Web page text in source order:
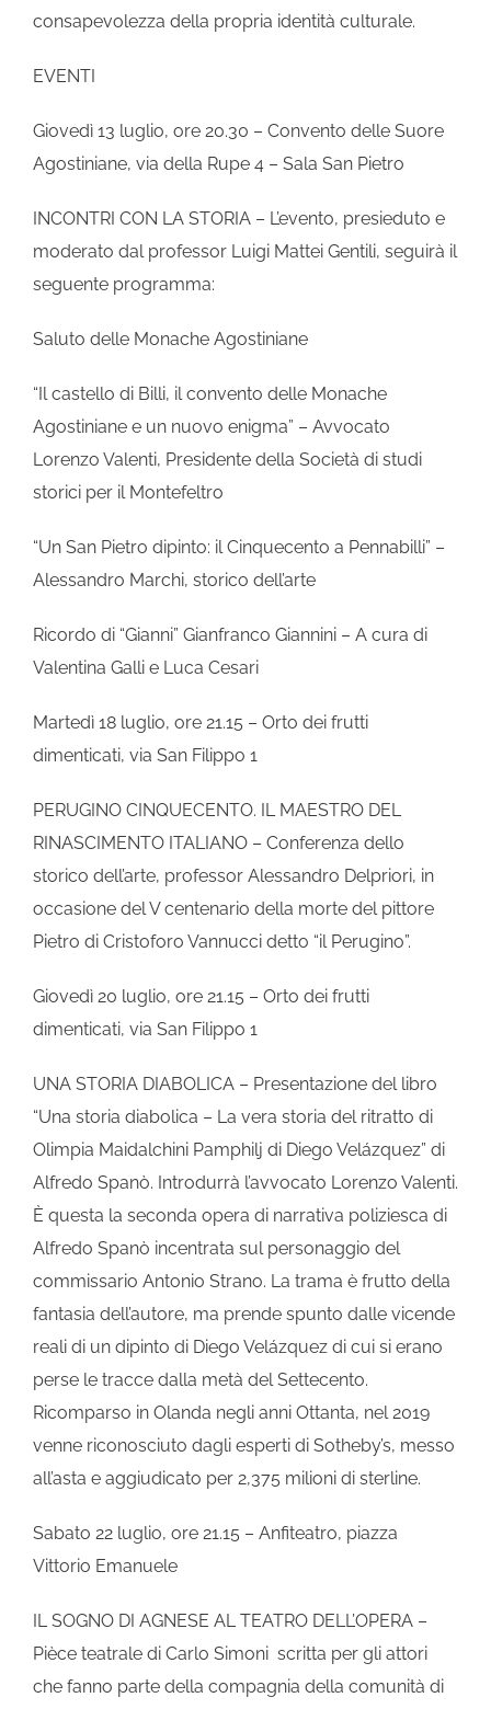
consapevolezza della propria identità culturale.
EVENTI
Giovedì 13 luglio, ore 20.30 – Convento delle Suore
Agostiniane, via della Rupe 4 – Sala San Pietro
INCONTRI CON LA STORIA – L’evento, presieduto e
moderato dal professor Luigi Mattei Gentili, seguirà il
seguente programma:
Saluto delle Monache Agostiniane
“Il castello di Billi, il convento delle Monache
Agostiniane e un nuovo enigma” – Avvocato
Lorenzo Valenti, Presidente della Società di studi
storici per il Montefeltro
“Un San Pietro dipinto: il Cinquecento a Pennabilli” –
Alessandro Marchi, storico dell’arte
Ricordo di “Gianni” Gianfranco Giannini – A cura di
Valentina Galli e Luca Cesari
Martedì 18 luglio, ore 21.15 – Orto dei frutti
dimenticati, via San Filippo 1
PERUGINO CINQUECENTO. IL MAESTRO DEL
RINASCIMENTO ITALIANO – Conferenza dello
storico dell’arte, professor Alessandro Delpriori, in
occasione del V centenario della morte del pittore
Pietro di Cristoforo Vannucci detto “il Perugino”.
Giovedì 20 luglio, ore 21.15 – Orto dei frutti
dimenticati, via San Filippo 1
UNA STORIA DIABOLICA – Presentazione del libro
“Una storia diabolica – La vera storia del ritratto di
Olimpia Maidalchini Pamphilj di Diego Velázquez” di
Alfredo Spanò. Introdurrà l’avvocato Lorenzo Valenti.
È questa la seconda opera di narrativa poliziesca di
Alfredo Spanò incentrata sul personaggio del
commissario Antonio Strano. La trama è frutto della
fantasia dell’autore, ma prende spunto dalle vicende
reali di un dipinto di Diego Velázquez di cui si erano
perse le tracce dalla metà del Settecento.
Ricomparso in Olanda negli anni Ottanta, nel 2019
venne riconosciuto dagli esperti di Sotheby’s, messo
all’asta e aggiudicato per 2,375 milioni di sterline.
Sabato 22 luglio, ore 21.15 – Anfiteatro, piazza
Vittorio Emanuele
IL SOGNO DI AGNESE AL TEATRO DELL’OPERA –
Pièce teatrale di Carlo Simoni scritta per gli attori
che fanno parte della compagnia della comunità di